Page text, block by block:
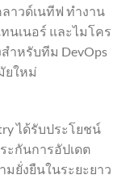
าวด์เนทีฟ ทำงาน
นเนอร์ และไมโคร
ำหรับทีม DevOps
ยใหม่
ได้รับประโยชน์
กันการอัปเดต
มยั่งยืนในระยะยาว